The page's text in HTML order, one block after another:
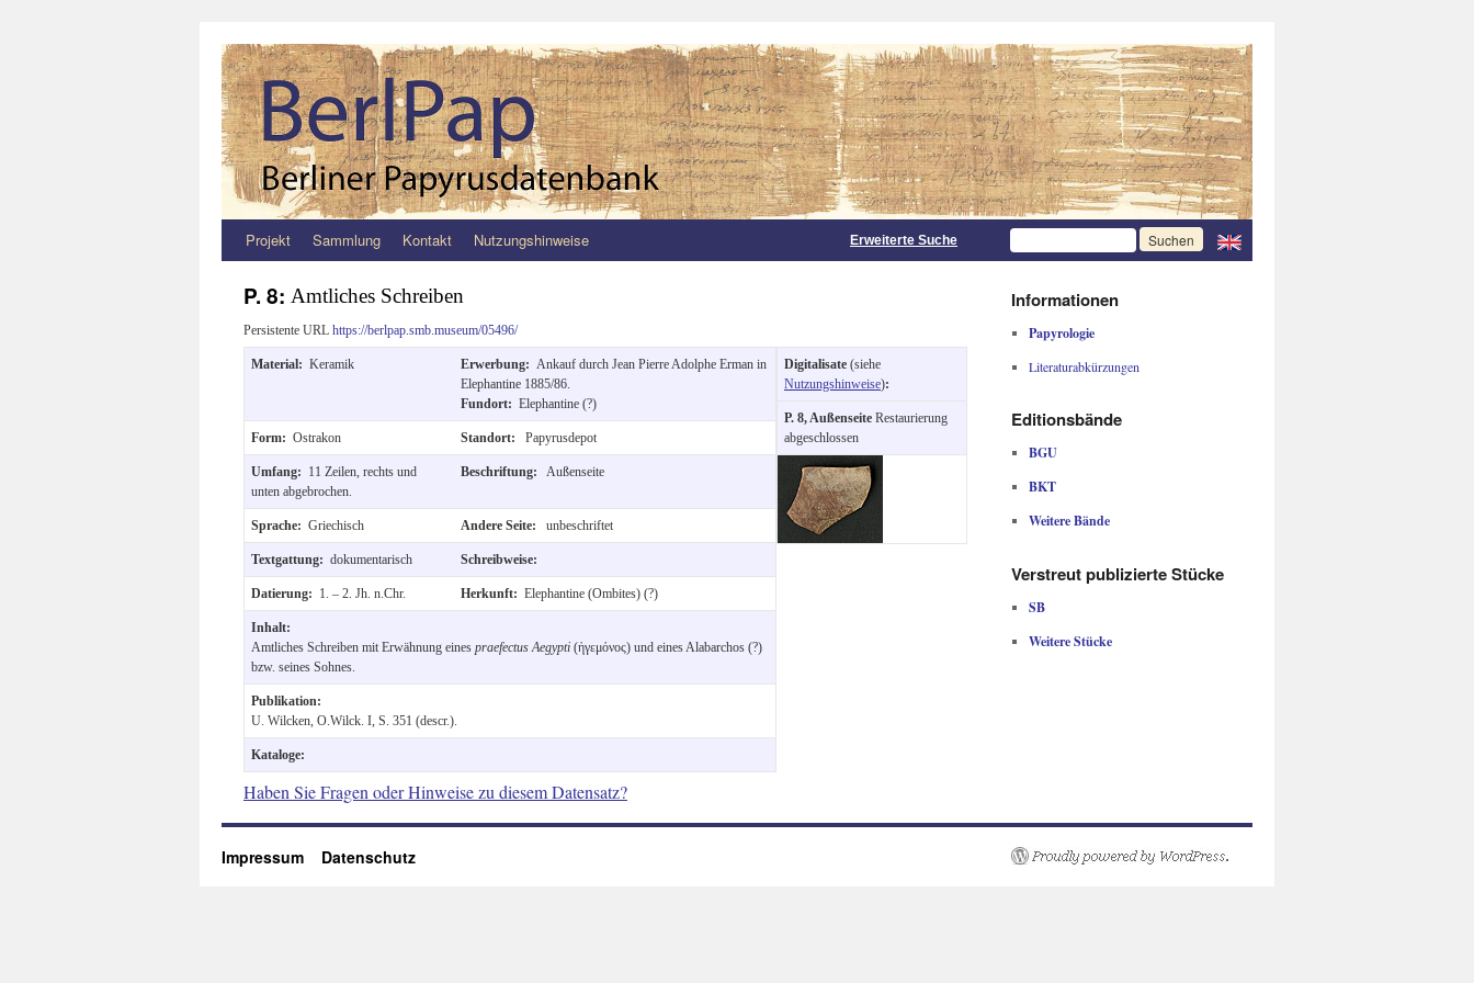
Zum
springen
Projekt Sammlung Kontakt Nutzungshinweise Erweiterte Suche
P. 8: Amtliches Schreiben
Persistente URL https://berlpap.smb.museum/05496/
Material: Keramik Erwerbung: Ankauf durch Jean Pierre Adolphe Erman in
Elephantine 1885/86.
Fundort: Elephantine (?)
Form: Ostrakon Standort: Papyrusdepot
Umfang: 11 Zeilen, rechts und
unten abgebrochen.
Beschriftung: Außenseite
Sprache: Griechisch Andere Seite: unbeschriftet
Textgattung: dokumentarisch Schreibweise:
Datierung: 1. – 2. Jh. n.Chr. Herkunft: Elephantine (Ombites) (?)
Inhalt:
Amtliches Schreiben mit Erwähnung eines praefectus Aegypti (ἡγεμόνος) und eines Alabarchos (?)
bzw. seines Sohnes.
Publikation:
U. Wilcken, O.Wilck. I, S. 351 (descr.).
Kataloge:
Digitalisate (siehe
Nutzungshinweise):
P. 8, Außenseite Restaurierung
abgeschlossen
Haben Sie Fragen oder Hinweise zu diesem Datensatz?
Informationen
Papyrologie
Literaturabkürzungen
Editionsbände
BGU
BKT
Weitere Bände
Verstreut publizierte Stücke
SB
Weitere Stücke
Impressum Datenschutz